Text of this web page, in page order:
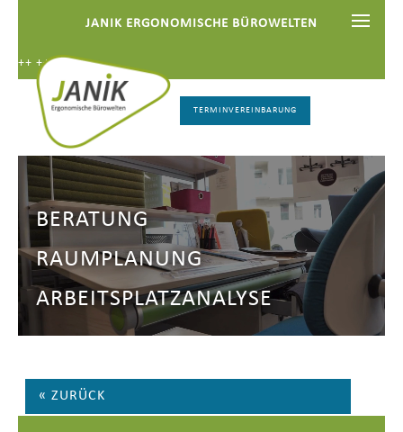
TERMINVEREINBARUNG
JANIK ERGONOMISCHE BÜROWELTEN
+++
BERATUNG
RAUMPLANUNG
ARBEITSPLATZANALYSE
« ZURÜCK